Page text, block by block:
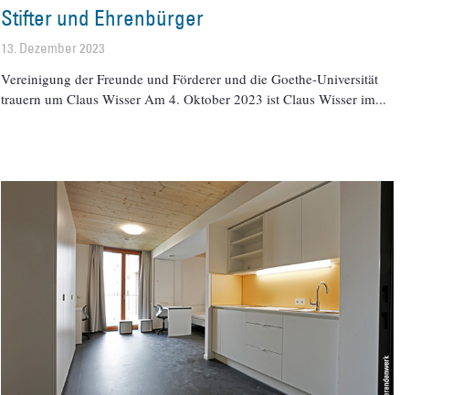
Stifter und Ehrenbürger
13. Dezember 2023
Vereinigung der Freunde und Förderer und die Goethe-Universität
trauern um Claus Wisser Am 4. Oktober 2023 ist Claus Wisser im